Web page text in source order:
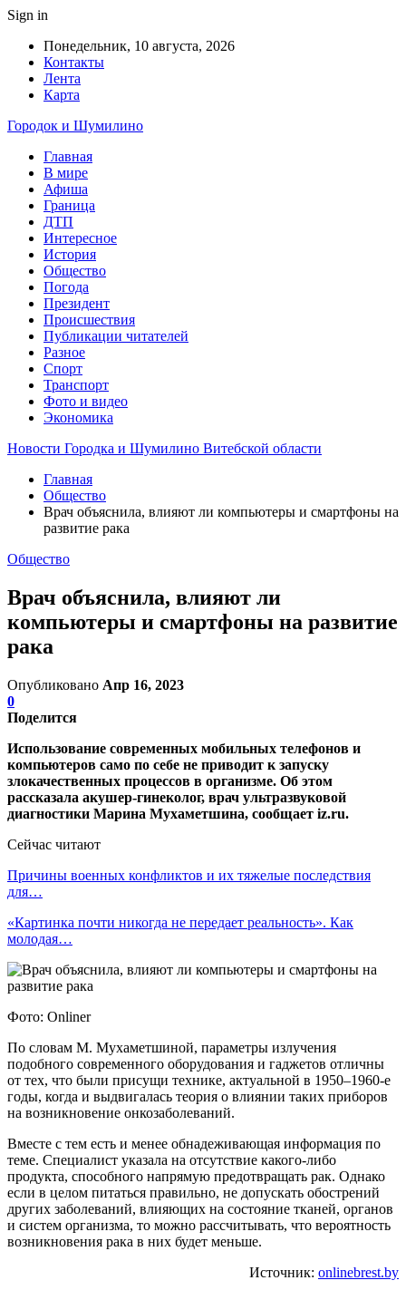
Sign in
Понедельник, 10 августа, 2026
Контакты
Лента
Карта
Городок и Шумилино
Главная
В мире
Афиша
Граница
ДТП
Интересное
История
Общество
Погода
Президент
Происшествия
Публикации читателей
Разное
Спорт
Транспорт
Фото и видео
Экономика
Новости Городка и Шумилино Витебской области
Главная
Общество
Врач объяснила, влияют ли компьютеры и смартфоны на
развитие рака
Общество
Врач объяснила, влияют ли
компьютеры и смартфоны на развитие
рака
Опубликовано Апр 16, 2023
0
Поделится
Использование современных мобильных телефонов и
компьютеров само по себе не приводит к запуску
злокачественных процессов в организме. Об этом
рассказала акушер-гинеколог, врач ультразвуковой
диагностики Марина Мухаметшина, сообщает iz.ru.
Сейчас читают
Причины военных конфликтов и их тяжелые последствия
для…
«Картинка почти никогда не передает реальность». Как
молодая…
Фото: Onliner
По словам М. Мухаметшиной, параметры излучения
подобного современного оборудования и гаджетов отличны
от тех, что были присущи технике, актуальной в 1950–1960-е
годы, когда и выдвигалась теория о влиянии таких приборов
на возникновение онкозаболеваний.
Вместе с тем есть и менее обнадеживающая информация по
теме. Специалист указала на отсутствие какого-либо
продукта, способного напрямую предотвращать рак. Однако
если в целом питаться правильно, не допускать обострений
других заболеваний, влияющих на состояние тканей, органов
и систем организма, то можно рассчитывать, что вероятность
возникновения рака в них будет меньше.
Источник: onlinebrest.by